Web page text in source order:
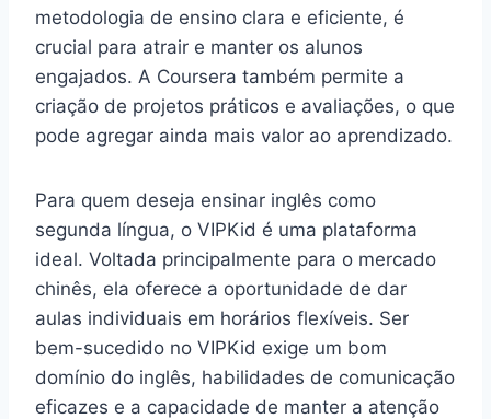
metodologia de ensino clara e eficiente, é
crucial para atrair e manter os alunos
engajados. A Coursera também permite a
criação de projetos práticos e avaliações, o que
pode agregar ainda mais valor ao aprendizado.
Para quem deseja ensinar inglês como
segunda língua, o VIPKid é uma plataforma
ideal. Voltada principalmente para o mercado
chinês, ela oferece a oportunidade de dar
aulas individuais em horários flexíveis. Ser
bem-sucedido no VIPKid exige um bom
domínio do inglês, habilidades de comunicação
eficazes e a capacidade de manter a atenção